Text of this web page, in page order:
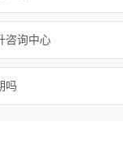
咨询中心
吗